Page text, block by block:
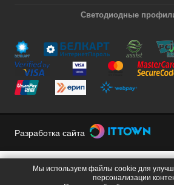
Светодиодные
Разработка сайта
Мы используем файлы cookie для
персонализации